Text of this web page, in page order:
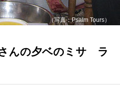
（写真：Psalm Tours）
んの夕ベのミサ ラ